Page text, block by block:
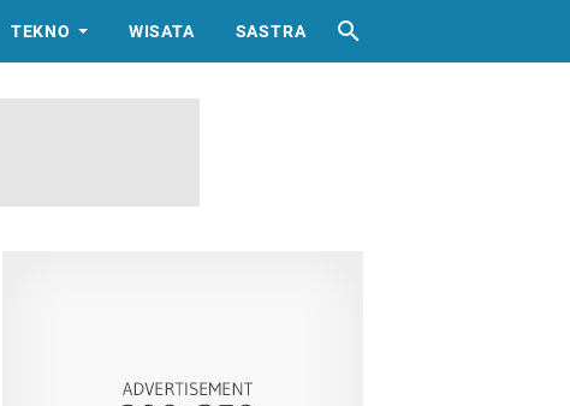
TEKNO WISATA SASTRA